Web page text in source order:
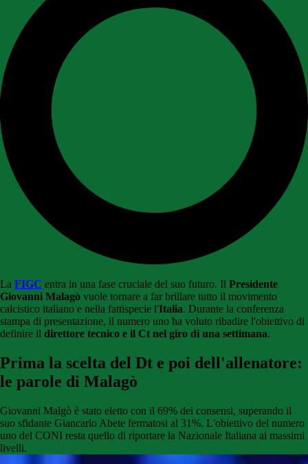
La FIGC entra in una fase cruciale del suo futuro. Il Presidente
Giovanni Malagò vuole tornare a far brillare tutto il movimento
calcistico italiano e nella fattispecie l'Italia. Durante la conferenza
stampa di presentazione, il numero uno ha voluto ribadire l'obiettivo di
definire il direttore tecnico e il Ct nel giro di una settimana.
Prima la scelta del Dt e poi dell'allenatore:
le parole di Malagò
Giovanni Malgò è stato eletto con il 69% dei consensi, superando il
suo sfidante Giancarlo Abete fermatosi al 31%. L'obiettivo del numero
uno del CONI resta quello di riportare la Nazionale Italiana ai massimi
livelli.